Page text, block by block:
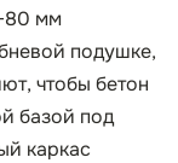
мм
подушке,
чтобы бетон
базой под
каркас